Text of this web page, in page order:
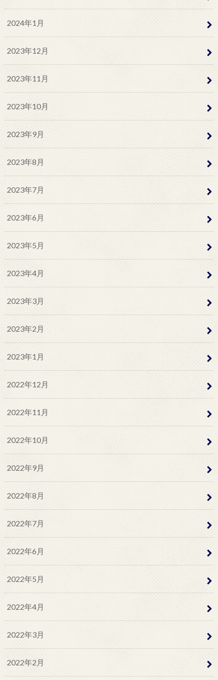
2024年1月
2023年12月
2023年11月
2023年10月
2023年9月
2023年8月
2023年7月
2023年6月
2023年5月
2023年4月
2023年3月
2023年2月
2023年1月
2022年12月
2022年11月
2022年10月
2022年9月
2022年8月
2022年7月
2022年6月
2022年5月
2022年4月
2022年3月
2022年2月